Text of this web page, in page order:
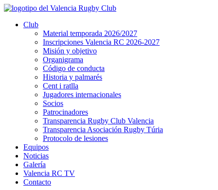
Ir
contenido
Club
Material temporada 2026/2027
Inscripciones Valencia RC 2026-2027
Misión y objetivo
Organigrama
Código de conducta
Historia y palmarés
Cent i ratlla
Jugadores internacionales
Socios
Patrocinadores
Transparencia Rugby Club Valencia
Transparencia Asociación Rugby Túria
Protocolo de lesiones
Equipos
Noticias
Galería
Valencia RC TV
Contacto